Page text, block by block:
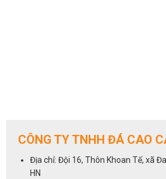
CÔNG TY TNHH ĐÁ CAO
Địa chỉ: Đội 16, Thôn Khoan Tế, xã
HN